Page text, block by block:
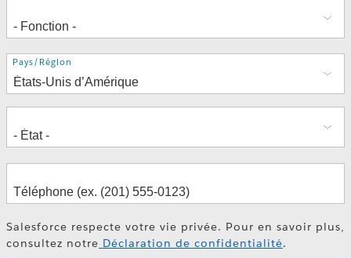
Adresse
Pays/Région
Salesforce respecte votre vie privée. Pour en savoir plus,
consultez notre Déclaration de confidentialité.